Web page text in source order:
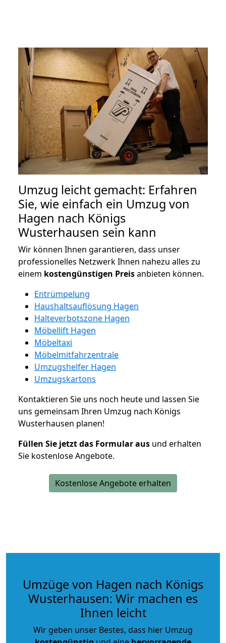
Umzug leicht gemacht: Erfahren
Sie, wie einfach ein Umzug von
Hagen nach Königs
Wusterhausen sein kann
Wir können Ihnen garantieren, dass unser
professionelles Netzwerk Ihnen nahezu alles zu
einem kostengünstigen Preisanbieten können.
Entrümpelung
Haushaltsauflösung Hagen
Halteverbotszone Hagen
Möbellift Hagen
Möbeltaxi
Möbelmitfahrzentrale
Umzugshelfer Hagen
Umzugskartons
Kontaktieren Sie uns noch heute und lassen Sie
uns gemeinsam Ihren Umzug nach Königs
Wusterhausen planen!
Füllen Sie jetzt das Formular aus und erhalten
Sie kostenlose Angebote.
Kostenlose Angebote erhalten
Umzüge von Hagen nach Königs
Wusterhausen: Wir machen es
Ihnen leicht
Wir geben unser Bestes, dass hier Umzug